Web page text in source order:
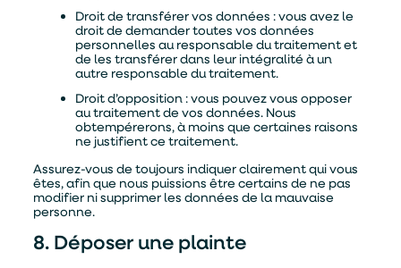
Droit de transférer vos données : vous avez le
droit de demander toutes vos données
personnelles au responsable du traitement et
de les transférer dans leur intégralité à un
autre responsable du traitement.
Droit d’opposition : vous pouvez vous opposer
au traitement de vos données. Nous
obtempérerons, à moins que certaines raisons
ne justifient ce traitement.
Assurez-vous de toujours indiquer clairement qui vous
êtes, afin que nous puissions être certains de ne pas
modifier ni supprimer les données de la mauvaise
personne.
8. Déposer une plainte